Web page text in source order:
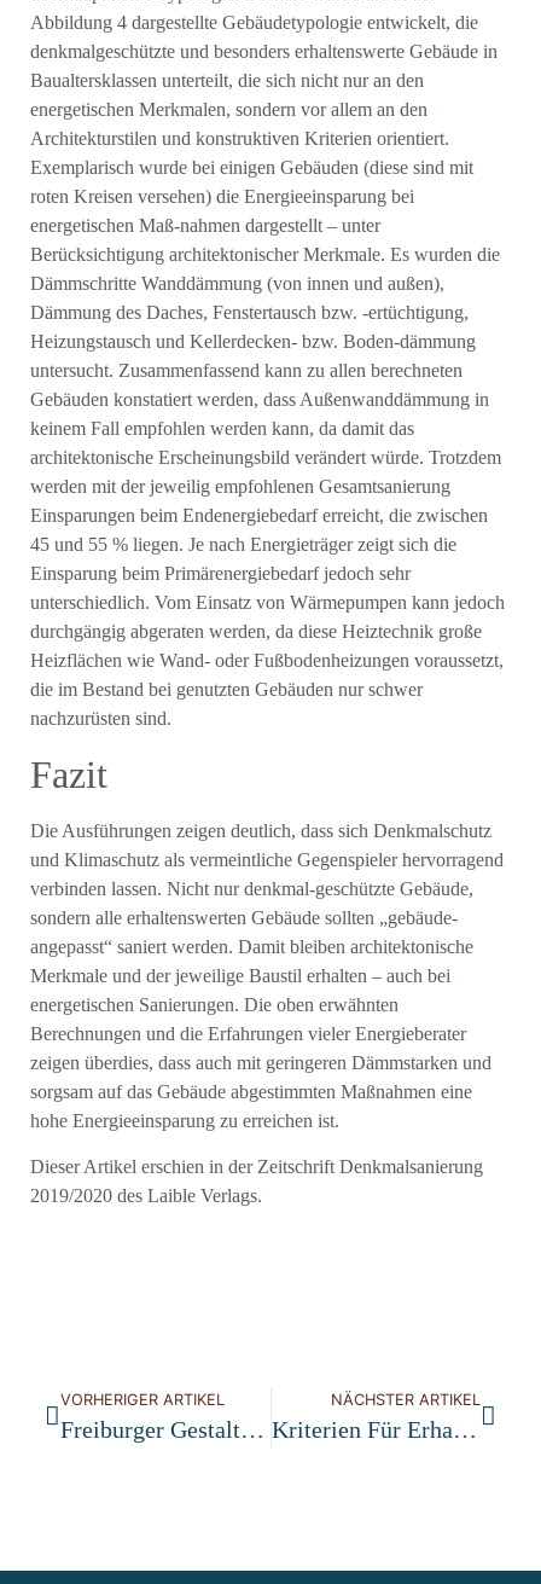
Abbildung 4 dargestellte Gebäudetypologie entwickelt, die
denkmalgeschützte und besonders erhaltenswerte Gebäude in
Baualtersklassen unterteilt, die sich nicht nur an den
energetischen Merkmalen, sondern vor allem an den
Architekturstilen und konstruktiven Kriterien orientiert.
Exemplarisch wurde bei einigen Gebäuden (diese sind mit
roten Kreisen versehen) die Energieeinsparung bei
energetischen Maß-nahmen dargestellt – unter
Berücksichtigung architektonischer Merkmale. Es wurden die
Dämmschritte Wanddämmung (von innen und außen),
Dämmung des Daches, Fenstertausch bzw. -ertüchtigung,
Heizungstausch und Kellerdecken- bzw. Boden-dämmung
untersucht. Zusammenfassend kann zu allen berechneten
Gebäuden konstatiert werden, dass Außenwanddämmung in
keinem Fall empfohlen werden kann, da damit das
architektonische Erscheinungsbild verändert würde. Trotzdem
werden mit der jeweilig empfohlenen Gesamtsanierung
Einsparungen beim Endenergiebedarf erreicht, die zwischen
45 und 55 % liegen. Je nach Energieträger zeigt sich die
Einsparung beim Primärenergiebedarf jedoch sehr
unterschiedlich. Vom Einsatz von Wärmepumpen kann jedoch
durchgängig abgeraten werden, da diese Heiztechnik große
Heizflächen wie Wand- oder Fußbodenheizungen voraussetzt,
die im Bestand bei genutzten Gebäuden nur schwer
nachzurüsten sind.
Fazit
Die Ausführungen zeigen deutlich, dass sich Denkmalschutz
und Klimaschutz als vermeintliche Gegenspieler hervorragend
verbinden lassen. Nicht nur denkmal-geschützte Gebäude,
sondern alle erhaltenswerten Gebäude sollten „gebäude-
angepasst“ saniert werden. Damit bleiben architektonische
Merkmale und der jeweilige Baustil erhalten – auch bei
energetischen Sanierungen. Die oben erwähnten
Berechnungen und die Erfahrungen vieler Energieberater
zeigen überdies, dass auch mit geringeren Dämmstarken und
sorgsam auf das Gebäude abgestimmten Maßnahmen eine
hohe Energieeinsparung zu erreichen ist.
Dieser Artikel erschien in der Zeitschrift Denkmalsanierung
2019/2020 des Laible Verlags.
VORHERIGER ARTIKEL
Freiburger Gestaltungsrat Wechselt Teile Seiner Mitglieder
NÄCHSTER ARTIKEL
Kriterien Für Erhaltenswerte Bausubstanz